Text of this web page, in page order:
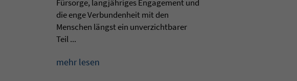
Fürsorge, langjähriges Engagement und
die enge Verbundenheit mit den
Menschen längst ein unverzichtbarer
Teil ...
mehr lesen